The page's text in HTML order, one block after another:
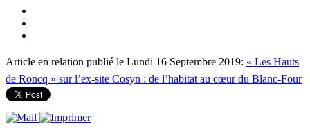
Article en relation publié le Lundi 16 Septembre 2019: « Les Hauts
de Roncq » sur l’ex-site Cosyn : de l’habitat au cœur du Blanc-Four